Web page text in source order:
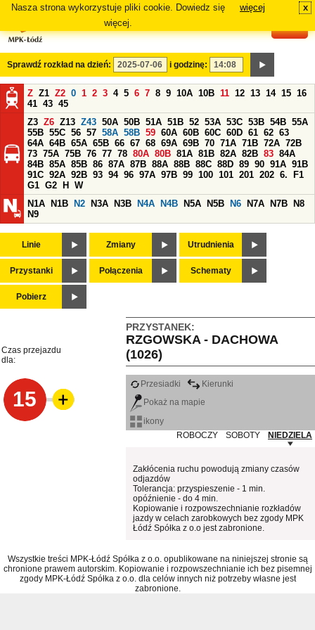
Nasza strona wykorzystuje pliki cookie. Dowiedz się
więcej.
więcej x
Sprawdź rozkład na dzień: i godzinę:
Z Z1 Z2 0 1 2 3 4 5 6 7 8 9 10A 10B 11 12 13 14 15 16
41 43 45
Z3 Z6 Z13 Z43 50A 50B 51A 51B 52 53A 53C 53B 54B 55A
55B 55C 56 57 58A 58B 59 60A 60B 60C 60D 61 62 63
64A 64B 65A 65B 66 67 68 69A 69B 70 71A 71B 72A 72B
73 75A 75B 76 77 78 80A 80B 81A 81B 82A 82B 83 84A
84B 85A 85B 86 87A 87B 88A 88B 88C 88D 89 90 91A 91B
91C 92A 92B 93 94 96 97A 97B 99 100 101 201 202 6.
F1
G1 G2 H
W
N1A
N1B N2 N3A N3B N4A N4B N5A N5B N6 N7A N7B
N8
N9
Linie Zmiany Utrudnienia
Przystanki Połączenia Schematy
Pobierz
PRZYSTANEK:
RZGOWSKA - DACHOWA
(1026)
Czas przejazdu
dla:
15
Przesiadki
Kierunki
Pokaż na mapie
ikony
ROBOCZY
SOBOTY NIEDZIELA
Zakłócenia ruchu powodują zmiany czasów
odjazdów
Tolerancja: przyspieszenie - 1 min.
opóźnienie - do 4 min.
Kopiowanie i rozpowszechnianie rozkładów
jazdy w celach zarobkowych bez zgody MPK
Łódź Spółka z o.o jest zabronione.
Wszystkie treści MPK-Łódź Spółka z o.o. opublikowane na niniejszej stronie są
chronione prawem autorskim. Kopiowanie i rozpowszechnianie ich bez pisemnej
zgody MPK-Łódź Spółka z o.o. dla celów innych niż potrzeby własne jest
zabronione.